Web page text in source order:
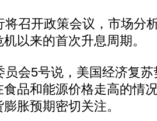
召开政策会议，市场分
以来的首次升息周期。
会5号说，美国经济复苏
品和能源价格走高的情
胀预期密切关注。